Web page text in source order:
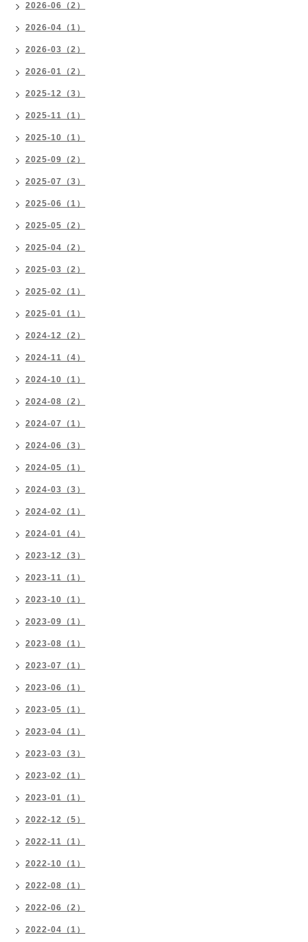
2026-06（2）
2026-04（1）
2026-03（2）
2026-01（2）
2025-12（3）
2025-11（1）
2025-10（1）
2025-09（2）
2025-07（3）
2025-06（1）
2025-05（2）
2025-04（2）
2025-03（2）
2025-02（1）
2025-01（1）
2024-12（2）
2024-11（4）
2024-10（1）
2024-08（2）
2024-07（1）
2024-06（3）
2024-05（1）
2024-03（3）
2024-02（1）
2024-01（4）
2023-12（3）
2023-11（1）
2023-10（1）
2023-09（1）
2023-08（1）
2023-07（1）
2023-06（1）
2023-05（1）
2023-04（1）
2023-03（3）
2023-02（1）
2023-01（1）
2022-12（5）
2022-11（1）
2022-10（1）
2022-08（1）
2022-06（2）
2022-04（1）